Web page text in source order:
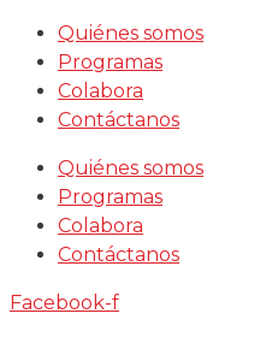
Saltar
contenido
Quiénes somos
Programas
Colabora
Contáctanos
Quiénes somos
Programas
Colabora
Contáctanos
Facebook-f